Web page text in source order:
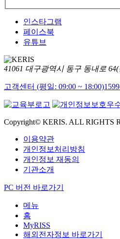
인스타그램
페이스북
유튜브
41061 대구광역시 동구 동내로
고객센터 (평일: 09:00 ~ 18:00)
Copyright© KERIS. ALL RIGHTS
이용약관
개인정보처리방침
개인정보 재동의
기관소개
PC 버전 바로가기
메뉴
홈
MyRISS
해외전자정보 바로가기